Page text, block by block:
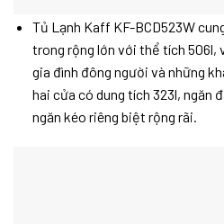
Tủ Lạnh Kaff KF-BCD523W
trong rộng lớn với thể tích 506l,
gia đình đông người và những
hai cửa có dung tích 323l, ngăn
ngăn kéo riêng biệt rộng rãi.